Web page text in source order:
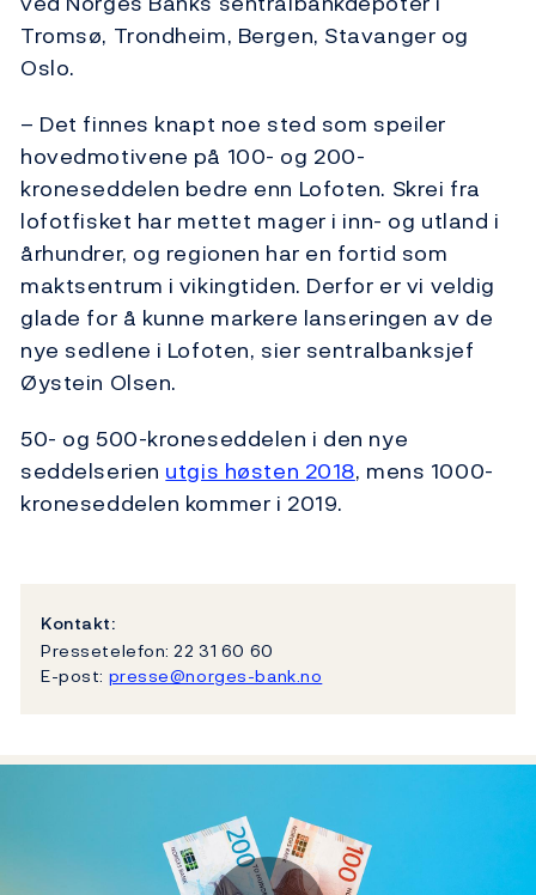
Tromsø, Trondheim, Bergen, Stavanger og
Oslo.
– Det finnes knapt noe sted som speiler
hovedmotivene på 100- og 200-
kroneseddelen bedre enn Lofoten. Skrei fra
lofotfisket har mettet mager i inn- og utland i
århundrer, og regionen har en fortid som
maktsentrum i vikingtiden. Derfor er vi veldig
glade for å kunne markere lanseringen av de
nye sedlene i Lofoten, sier sentralbanksjef
Øystein Olsen.
50- og 500-kroneseddelen i den nye
seddelserien utgis høsten 2018, mens 1000-
kroneseddelen kommer i 2019.
Kontakt:
Pressetelefon: 22 31 60 60
E-post: presse@norges-bank.no